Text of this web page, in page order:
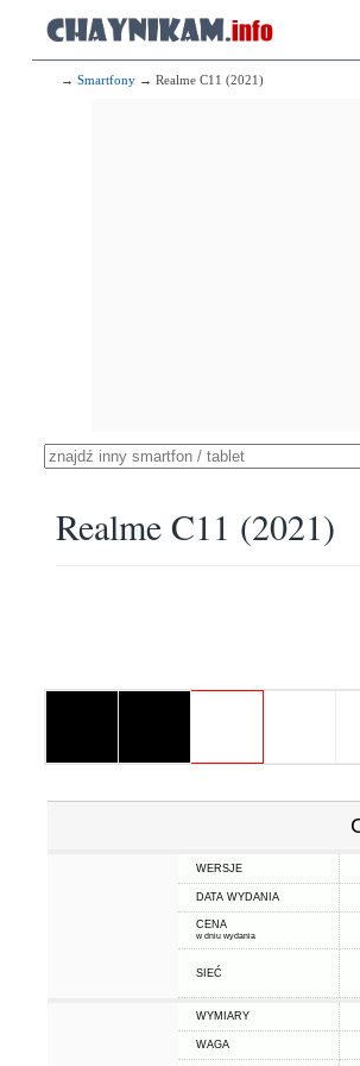
→ Smartfony → Realme C11 (2021)
Realme C11 (2021)
WERSJE
DATA WYDANIA
CENA
w dniu wydania
SIEĆ
WYMIARY
WAGA